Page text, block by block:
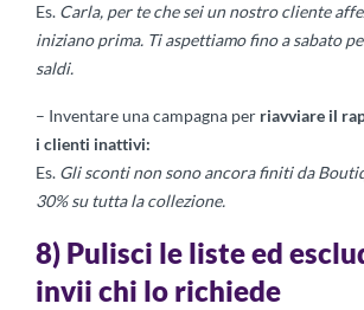
Es. Carla, per te che sei un nostro cliente
iniziano prima. Ti aspettiamo fino a sabato
saldi.
– Inventare una campagna per riavviare il
i clienti inattivi:
Es. Gli sconti non sono ancora finiti da
30% su tutta la collezione.
8) Pulisci le liste ed
invii chi lo richiede